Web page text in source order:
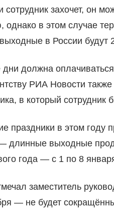
захочет, он
однако в этом случае
в России будут
должна
РИА Новости
в который сотрудник
праздники в этом году
длинные выходные
года — с 1 по 8
заместитель
— не будет